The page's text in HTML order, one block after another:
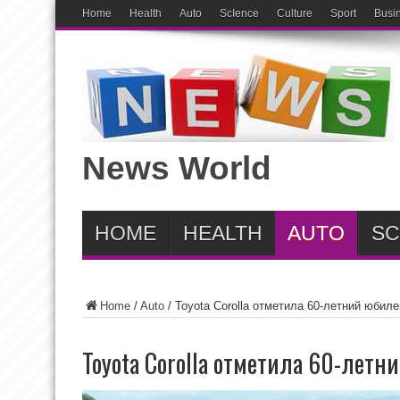
Home Health Auto ScIence Culture Sport
News World
HOME HEALTH AUTO
Home / Auto / Toyota Corolla отметила 60-летний
Toyota Corolla отметила 60-